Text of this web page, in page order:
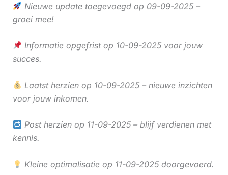
Nieuwe update toegevoegd op 09-09-2025 –
groei mee!
Informatie opgefrist op 10-09-2025 voor jouw
succes.
Laatst herzien op 10-09-2025 – nieuwe inzichten
voor jouw inkomen.
Post herzien op 11-09-2025 – blijf verdienen met
kennis.
Kleine optimalisatie op 11-09-2025 doorgevoerd.